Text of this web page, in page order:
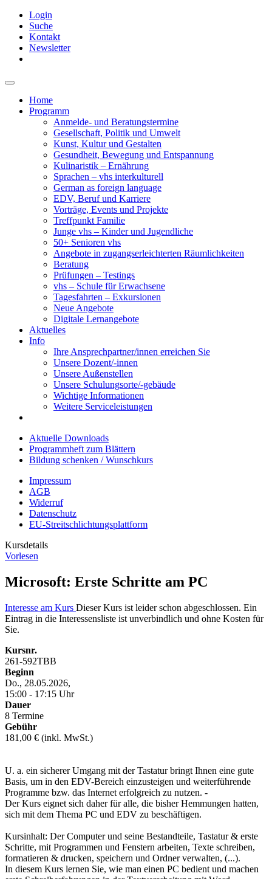
Login
Suche
Kontakt
Newsletter
Home
Programm
Anmelde- und Beratungstermine
Gesellschaft, Politik und Umwelt
Kunst, Kultur und Gestalten
Gesundheit, Bewegung und Entspannung
Kulinaristik – Ernährung
Sprachen – vhs interkulturell
German as foreign language
EDV, Beruf und Karriere
Vorträge, Events und Projekte
Treffpunkt Familie
Junge vhs – Kinder und Jugendliche
50+ Senioren vhs
Angebote in zugangserleichterten Räumlichkeiten
Beratung
Prüfungen – Testings
vhs – Schule für Erwachsene
Tagesfahrten – Exkursionen
Neue Angebote
Digitale Lernangebote
Aktuelles
Info
Ihre Ansprechpartner/innen erreichen Sie
Unsere Dozent/-innen
Unsere Außenstellen
Unsere Schulungsorte/-gebäude
Wichtige Informationen
Weitere Serviceleistungen
Aktuelle Downloads
Programmheft zum Blättern
Bildung schenken / Wunschkurs
Impressum
AGB
Widerruf
Datenschutz
EU-Streitschlichtungsplattform
Kursdetails
Vorlesen
Microsoft: Erste Schritte am PC
Interesse am Kurs Dieser Kurs ist leider schon abgeschlossen. Ein
Eintrag in die Interessensliste ist unverbindlich und ohne Kosten für
Sie.
Kursnr.
261-592TBB
Beginn
Do., 28.05.2026,
15:00 - 17:15 Uhr
Dauer
8 Termine
Gebühr
181,00 € (inkl. MwSt.)
U. a. ein sicherer Umgang mit der Tastatur bringt Ihnen eine gute
Basis, um in den EDV-Bereich einzusteigen und weiterführende
Programme bzw. das Internet erfolgreich zu nutzen. -
Der Kurs eignet sich daher für alle, die bisher Hemmungen hatten,
sich mit dem Thema PC und EDV zu beschäftigen.
Kursinhalt: Der Computer und seine Bestandteile, Tastatur & erste
Schritte, mit Programmen und Fenstern arbeiten, Texte schreiben,
formatieren & drucken, speichern und Ordner verwalten, (...).
In diesem Kurs lernen Sie, wie man einen PC bedient und machen